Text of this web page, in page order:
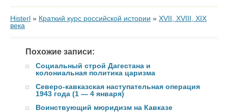
Histerl » Краткий курс российской истории » XVII, XVIII, XIX
века
Похожие записи:
Социальный строй Дагестана и
колониальная политика царизма
Северо-кавказская наступательная операция
1943 года (1 — 4 января)
Воинствующий мюридизм на Кавказе